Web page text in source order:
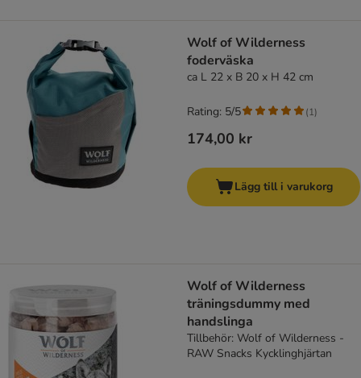
Wolf of Wilderness
foderväska
ca L 22 x B 20 x H 42 cm
174,00 kr
Rating: 5/5 (1)
Lägg till i varukorg
Wolf of Wilderness
träningsdummy med
handslinga
Tillbehör: Wolf of Wilderness -
RAW Snacks Kycklinghjärtan